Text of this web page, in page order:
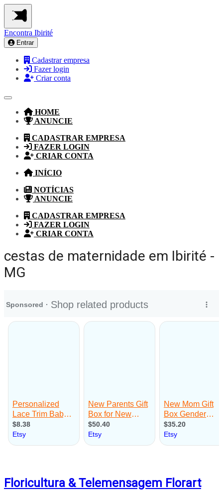
Encontra Ibirité
Entrar
Cadastrar empresa
Fazer login
Criar conta
HOME
ANUNCIE
CADASTRAR EMPRESA
FAZER LOGIN
CRIAR CONTA
INÍCIO
NOTÍCIAS
ANUNCIE
CADASTRAR EMPRESA
FAZER LOGIN
CRIAR CONTA
cestas de maternidade em Ibirité -
MG
Floricultura & Telemensagem Florart